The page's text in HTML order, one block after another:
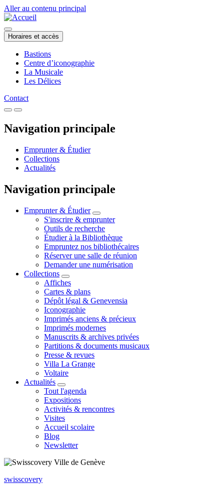
Aller au contenu principal
Horaires et accès
Bastions
Centre d’iconographie
La Musicale
Les Délices
Contact
Navigation principale
Emprunter & Étudier
Collections
Actualités
Navigation principale
Emprunter & Étudier
S'inscrire & emprunter
Outils de recherche
Étudier à la Bibliothèque
Empruntez nos bibliothécaires
Réserver une salle de réunion
Demander une numérisation
Collections
Affiches
Cartes & plans
Dépôt légal & Genevensia
Iconographie
Imprimés anciens & précieux
Imprimés modernes
Manuscrits & archives privées
Partitions & documents musicaux
Presse & revues
Villa La Grange
Voltaire
Actualités
Tout l'agenda
Expositions
Activités & rencontres
Visites
Accueil scolaire
Blog
Newsletter
swisscovery